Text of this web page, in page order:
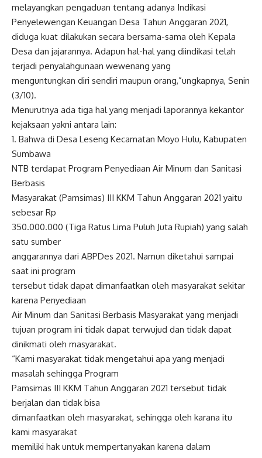
melayangkan pengaduan tentang adanya Indikasi
Penyelewengan Keuangan Desa Tahun Anggaran 2021,
diduga kuat dilakukan secara bersama-sama oleh Kepala
Desa dan jajarannya. Adapun hal-hal yang diindikasi telah
terjadi penyalahgunaan wewenang yang
menguntungkan diri sendiri maupun orang,”ungkapnya, Senin
(3/10).
Menurutnya ada tiga hal yang menjadi laporannya kekantor
kejaksaan yakni antara lain:
1. Bahwa di Desa Leseng Kecamatan Moyo Hulu, Kabupaten
Sumbawa
NTB terdapat Program Penyediaan Air Minum dan Sanitasi
Berbasis
Masyarakat (Pamsimas) III KKM Tahun Anggaran 2021 yaitu
sebesar Rp
350.000.000 (Tiga Ratus Lima Puluh Juta Rupiah) yang salah
satu sumber
anggarannya dari ABPDes 2021. Namun diketahui sampai
saat ini program
tersebut tidak dapat dimanfaatkan oleh masyarakat sekitar
karena Penyediaan
Air Minum dan Sanitasi Berbasis Masyarakat yang menjadi
tujuan program ini tidak dapat terwujud dan tidak dapat
dinikmati oleh masyarakat.
“Kami masyarakat tidak mengetahui apa yang menjadi
masalah sehingga Program
Pamsimas III KKM Tahun Anggaran 2021 tersebut tidak
berjalan dan tidak bisa
dimanfaatkan oleh masyarakat, sehingga oleh karana itu
kami masyarakat
memiliki hak untuk mempertanyakan karena dalam